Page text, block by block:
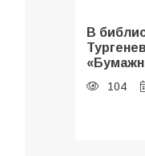
В
104